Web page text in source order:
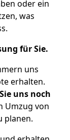
oder ein
was
für Sie.
uns
erhalten.
uns noch
Umzug von
planen.